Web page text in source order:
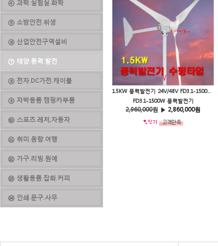
④ 과학.실험실.화학
⑤ 소방안전.위생
⑥ 산업안전구역설비
⑦ 태양.풍력.발전
⑧ 전자.DC가전.캐이블
⑨ 차박용품.캠핑카부품
⑩ 스포츠.레저,자동차
⑪ 취미.음향.여행
⑫ 가구.리빙.원예
⑬ 생활용품.잡화.커피
⑭ 인쇄.문구.사무
1.5KW 풍력발전기 24V/48V FD3.1-1500W 하이브리드 가로등 태양쏠라가로등
FD3.1-1500W 풍력발전기
2,960,000원 ▶ 2,860,000원